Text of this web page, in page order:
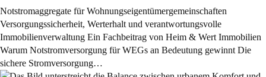
Notstromaggregate für Wohnungseigentümergemeinschaften
Versorgungssicherheit, Werterhalt und verantwortungsvolle
Immobilienverwaltung Ein Fachbeitrag von Heim & Wert Immobilien
Warum Notstromversorgung für WEGs an Bedeutung gewinnt Die
sichere Stromversorgung…